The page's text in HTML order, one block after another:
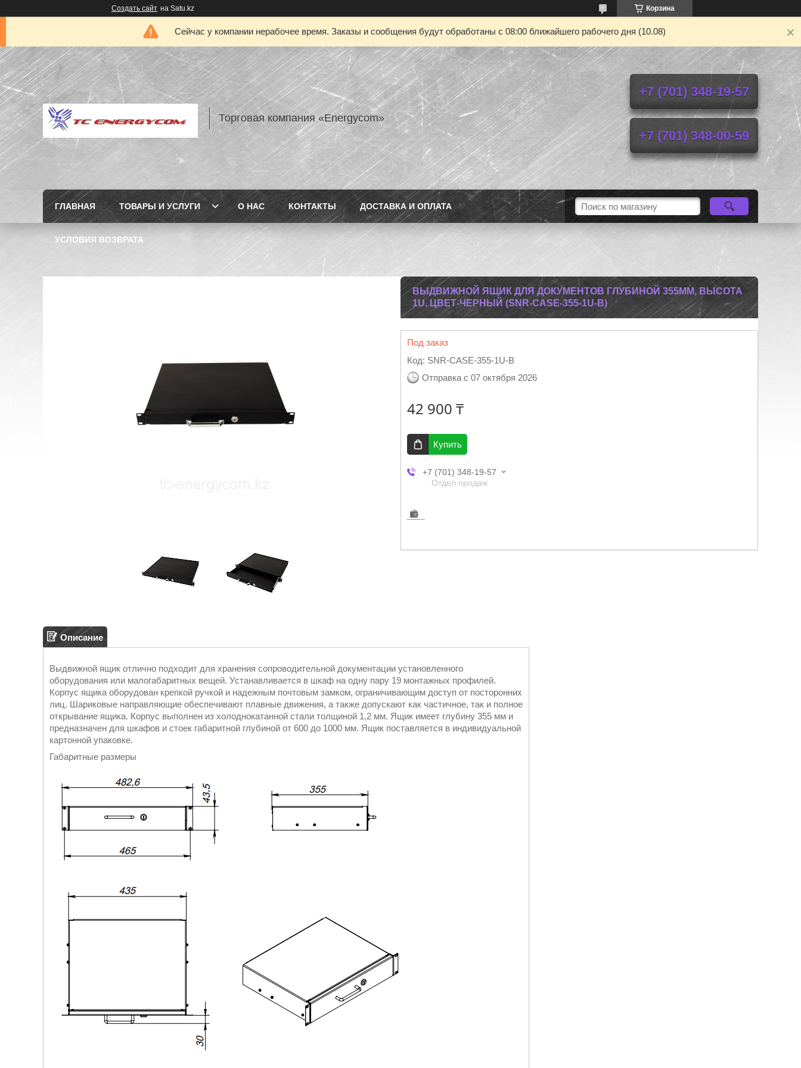
Создать сайт на Satu.kz Корзина
Сейчас у компании нерабочее время. Заказы и сообщения будут обработаны с 08:00 ближайшего рабочего дня (10.08)
Торговая компания «Energycom»
+7 (701) 348-19-57
+7 (701) 348-00-59
ГЛАВНАЯ ТОВАРЫ И УСЛУГИ О НАС КОНТАКТЫ ДОСТАВКА И ОПЛАТА
УСЛОВИЯ ВОЗВРАТА
ВЫДВИЖНОЙ ЯЩИК ДЛЯ ДОКУМЕНТОВ ГЛУБИНОЙ 355ММ, ВЫСОТА
1U, ЦВЕТ-ЧЕРНЫЙ (SNR-CASE-355-1U-B)
Под заказ
Код: SNR-CASE-355-1U-B
Отправка с 07 октября 2026
42 900 ₸
Купить
+7 (701) 348-19-57
Отдел продаж
Описание
Выдвижной ящик отлично подходит для хранения сопроводительной документации установленного
оборудования или малогабаритных вещей. Устанавливается в шкаф на одну пару 19 монтажных профилей.
Корпус ящика оборудован крепкой ручкой и надежным почтовым замком, ограничивающим доступ от посторонних
лиц. Шариковые направляющие обеспечивают плавные движения, а также допускают как частичное, так и полное
открывание ящика. Корпус выполнен из холоднокатанной стали толщиной 1,2 мм. Ящик имеет глубину 355 мм и
предназначен для шкафов и стоек габаритной глубиной от 600 до 1000 мм. Ящик поставляется в индивидуальной
картонной упаковке.
Габаритные размеры